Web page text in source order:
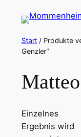
Inhalt
springen
Start/ Produkte
Genzler“
Einzelnes
Ergebnis wird